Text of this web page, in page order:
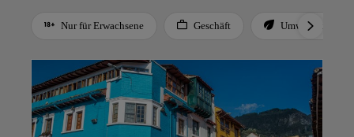
Nur für Erwachsene Geschäft